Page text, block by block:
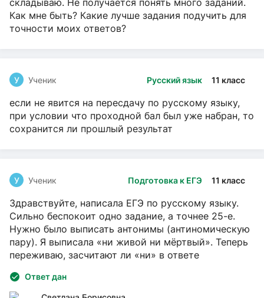
складываю. Не получается понять много заданий.
Как мне быть? Какие лучше задания подучить для
точности моих ответов?
Русский язык 11 класс
У Ученик
если не явится на пересдачу по русскому языку,
при условии что проходной бал был уже набран, то
сохранится ли прошлый результат
Подготовка к ЕГЭ 11 класс
У Ученик
Здравствуйте, написала ЕГЭ по русскому языку.
Сильно беспокоит одно задание, а точнее 25-е.
Нужно было выписать антонимы (антиномическую
пару). Я выписала «ни живой ни мёртвый». Теперь
переживаю, засчитают ли «ни» в ответе
Ответ дан